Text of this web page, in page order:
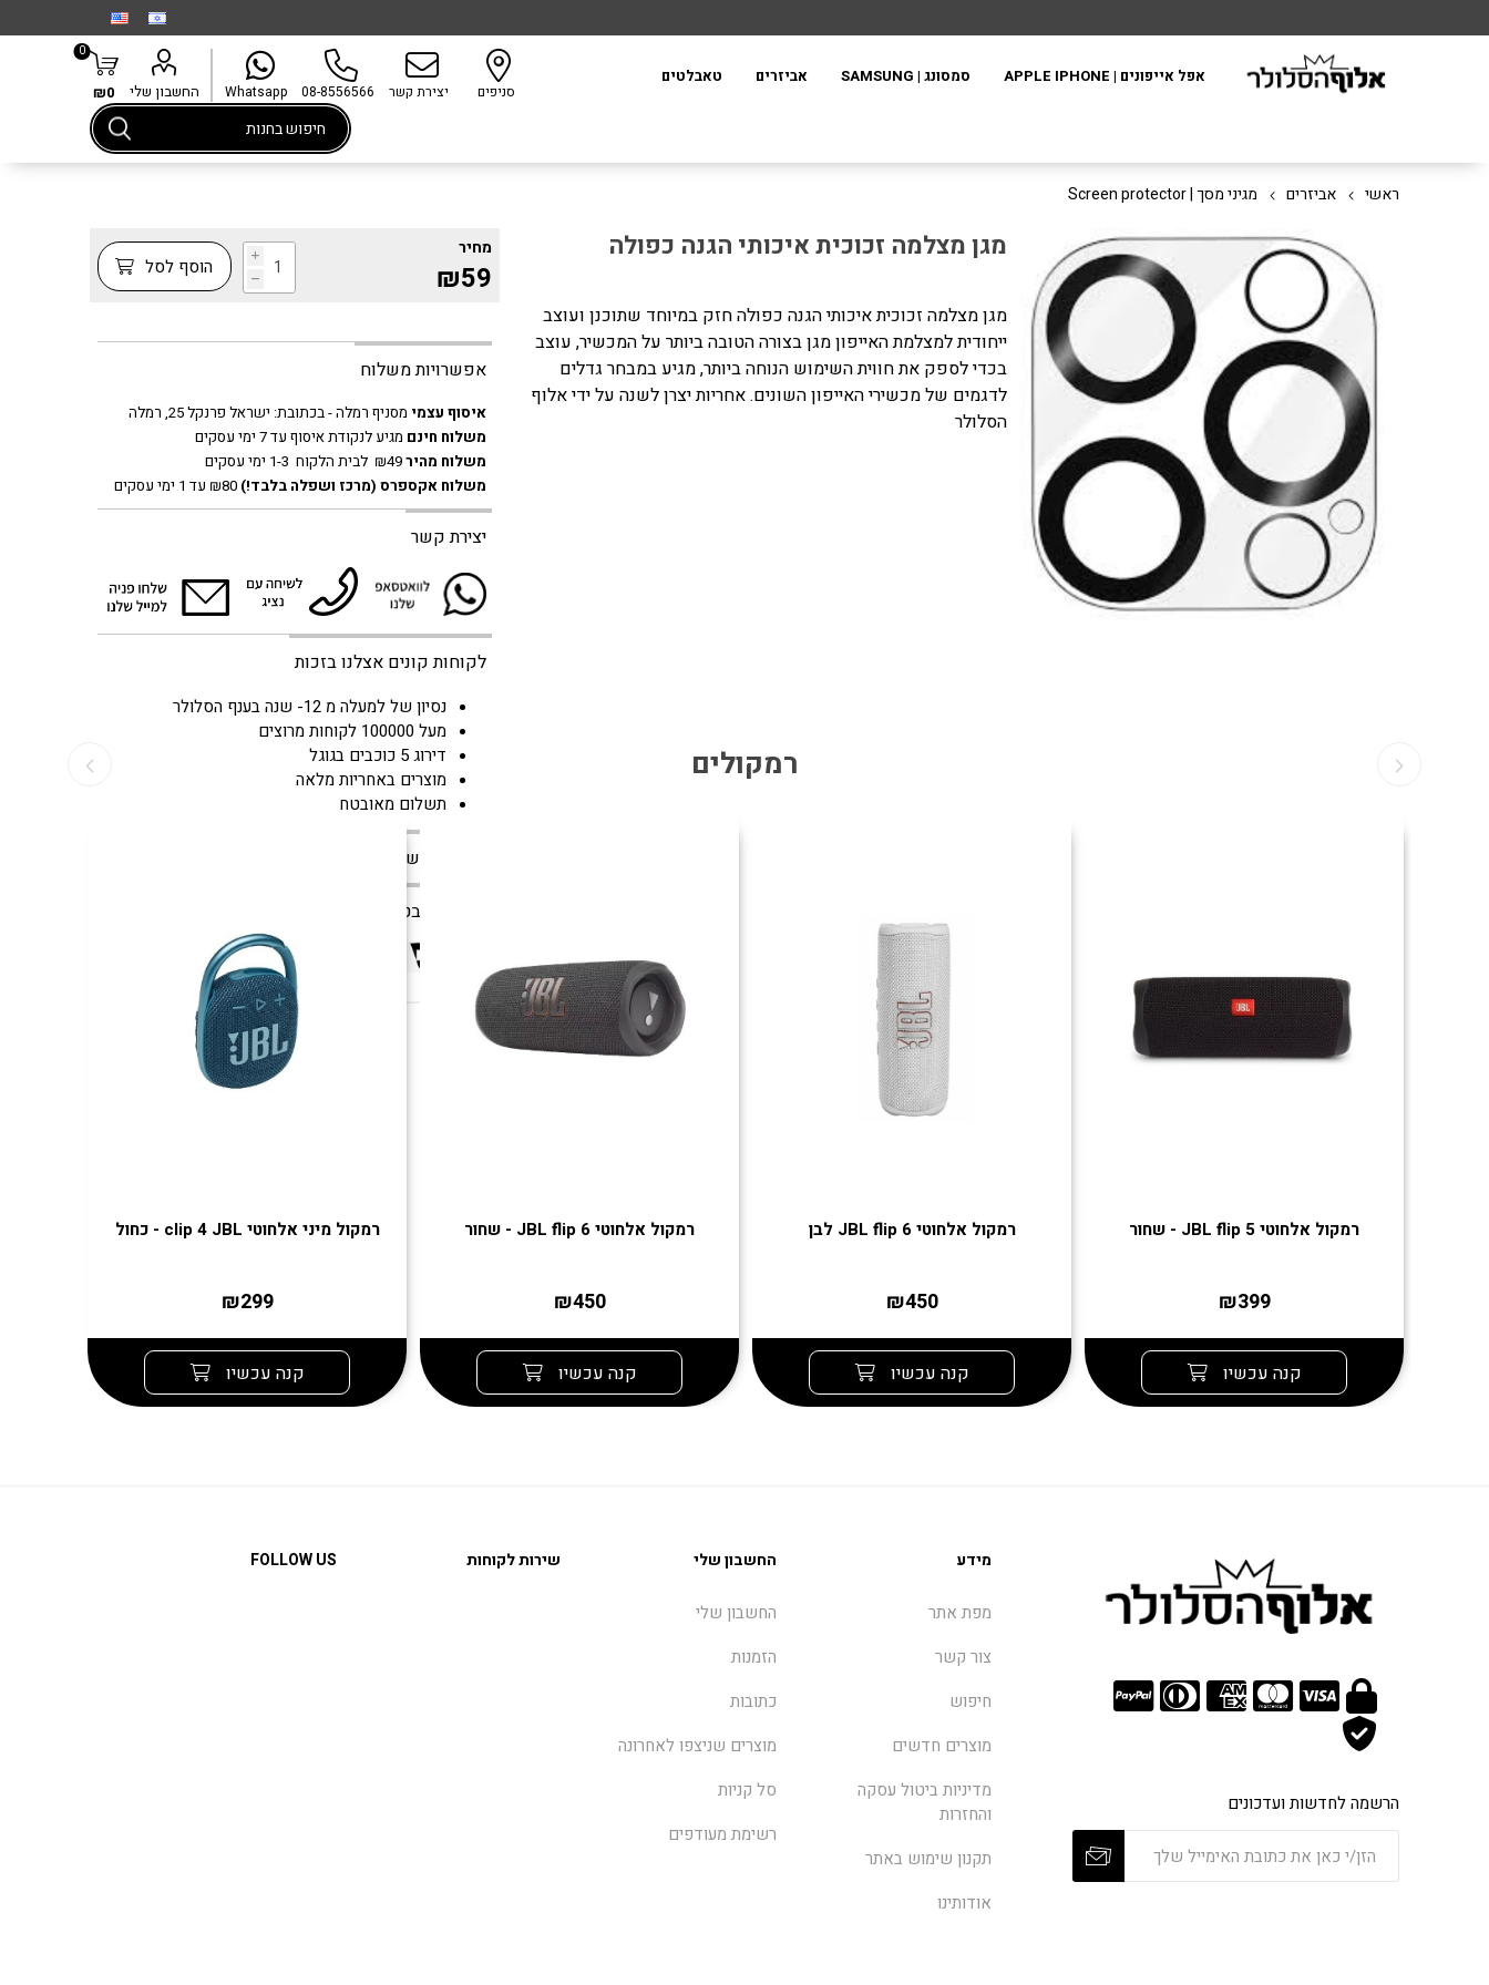
אפל אייפונים | APPLE IPHONE סמסונג | SAMSUNG אביזרים טאבלטים
סניפים יצירת קשר 08-8556566
Whatsapp החשבון שלי
0
₪0
ראשי אביזרים מגיני מסך | Screen protector
מגן מצלמה זכוכית איכותי הגנה כפולה
מגן מצלמה זכוכית איכותי הגנה כפולה חזק במיוחד שתוכנן ועוצב
ייחודית למצלמת האייפון מגן בצורה הטובה ביותר על המכשיר, עוצב
בכדי לספק את חווית השימוש הנוחה ביותר, מגיע במבחר גדלים
לדגמים של מכשירי האייפון השונים. אחריות יצרן לשנה על ידי אלוף
הסלולר
מחיר
₪59
i
h הוסף לסל
אפשרויות משלוח
איסוף עצמי מסניף רמלה - בכתובת: ישראל פרנקל 25, רמלה
משלוח חינם מגיע לנקודת איסוף עד 7 ימי עסקים
משלוח מהיר₪49 לבית הלקוח 1-3 ימי עסקים
משלוח אקספרס (מרכז ושפלה בלבד!) ₪80 עד 1 ימי עסקים
יצירת קשר
לקוחות קונים אצלנו בזכות
נסיון של למעלה מ 12- שנה בענף הסלולר
מעל 100000 לקוחות מרוצים
דירוג 5 כוכבים בגוגל
מוצרים באחריות מלאה
תשלום מאובטח
צור קשר
קניה מאובטחת
רמקולים
רמקול אלחוטי JBL flip 5 - שחור
₪399
קנה עכשיו
רמקול אלחוטי JBL flip 6 לבן
₪450
קנה עכשיו
רמקול אלחוטי JBL flip 6 - שחור
₪450
קנה עכשיו
רמקול מיני אלחוטי clip 4 JBL - כחול
₪299
קנה עכשיו
הרשמה לחדשות ועדכונים
מידע
מפת אתר
צור קשר
חיפוש
מוצרים חדשים
מדיניות ביטול עסקה
והחזרות
תקנון שימוש באתר
אודותינו
החשבון שלי
החשבון שלי
הזמנות
כתובות
מוצרים שניצפו לאחרונה
סל קניות
רשימת מעודפים
שירות לקוחות FOLLOW US